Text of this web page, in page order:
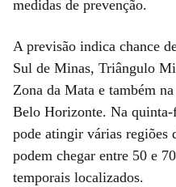
medidas de prevenção.
A previsão indica chance
Sul de Minas, Triângulo
Zona da Mata e também
Belo Horizonte. Na
pode atingir várias regiões
podem chegar entre 50 e
temporais localizados.